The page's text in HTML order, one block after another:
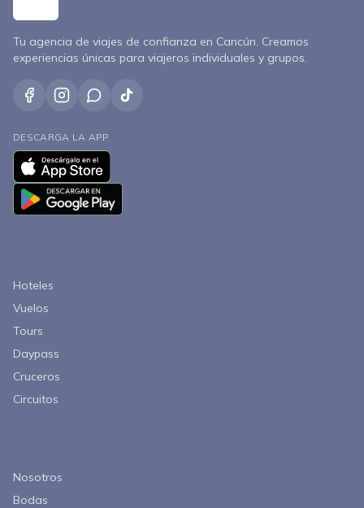
Tu agencia de viajes de confianza en Cancún. Creamos
experiencias únicas para viajeros individuales y grupos.
DESCARGA LA APP
Hoteles
Vuelos
Tours
Daypass
Cruceros
Circuitos
Nosotros
Bodas